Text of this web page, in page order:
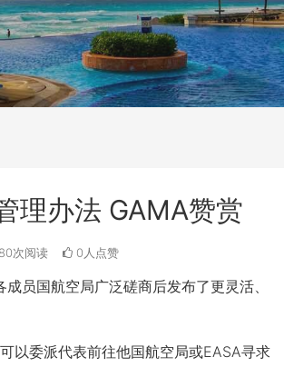
理办法 GAMA赞赏
次阅读 0人点赞
国航空局广泛磋商后发布了更灵活、
委派代表前往他国航空局或EASA寻求